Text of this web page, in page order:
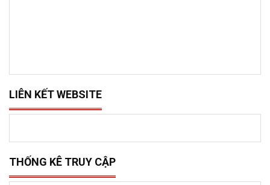
LIÊN KẾT WEBSITE
THỐNG KÊ TRUY CẬP